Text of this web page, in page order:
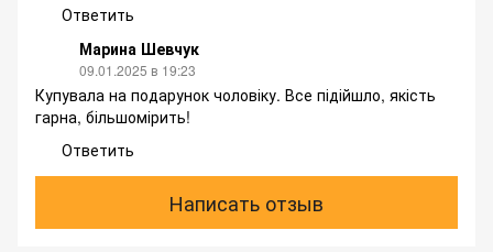
Ответить
Марина Шевчук
09.01.2025 в 19:23
Купувала на подарунок чоловіку. Все підійшло, якість
гарна, більшомірить!
Ответить
Написать отзыв